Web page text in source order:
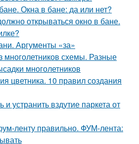
Окна в бане: да или нет?
открываться окно в бане.
Аргументы «за»
многолетников схемы. Разные
многолетников
цветника. 10 правил создания
и устранить вздутие паркета от
ленту правильно. ФУМ-лента: